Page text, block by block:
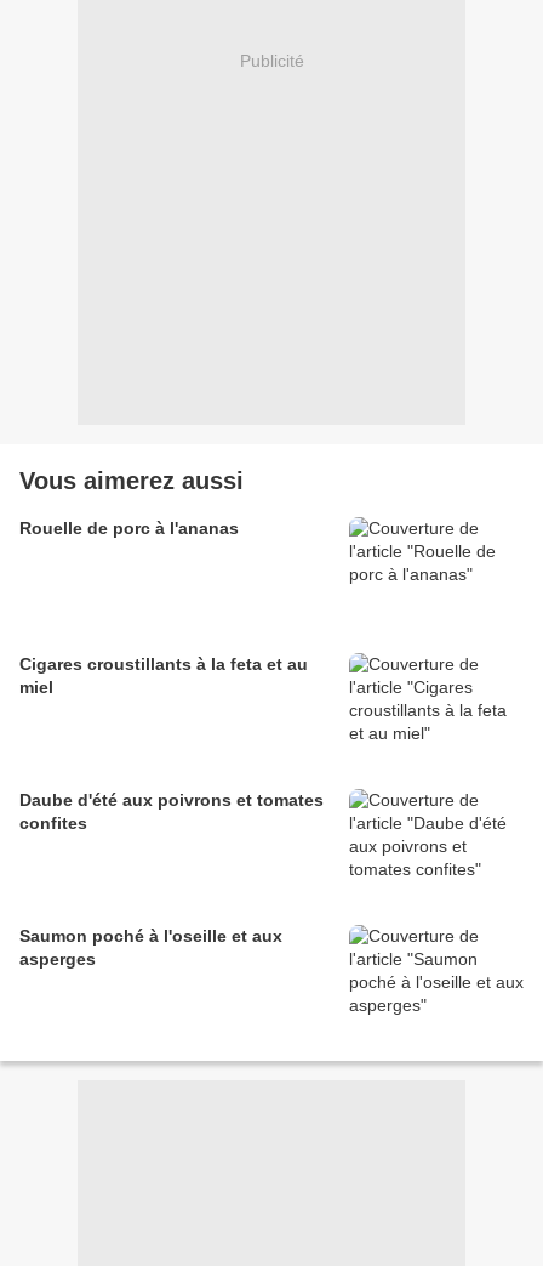
Publicité
Vous aimerez aussi
Rouelle de porc à l'ananas
Cigares croustillants à la feta et au
miel
Daube d'été aux poivrons et tomates
confites
Saumon poché à l'oseille et aux
asperges